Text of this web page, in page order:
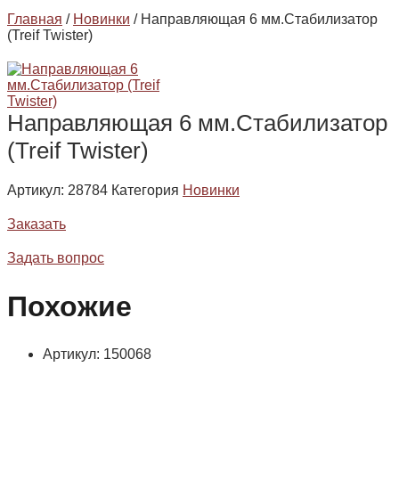
Главная / Новинки / Направляющая 6 мм.Стабилизатор
(Treif Twister)
Направляющая 6 мм.Стабилизатор
(Treif Twister)
Артикул: 28784 Категория Новинки
Заказать
Задать вопрос
Похожие
Артикул: 150068